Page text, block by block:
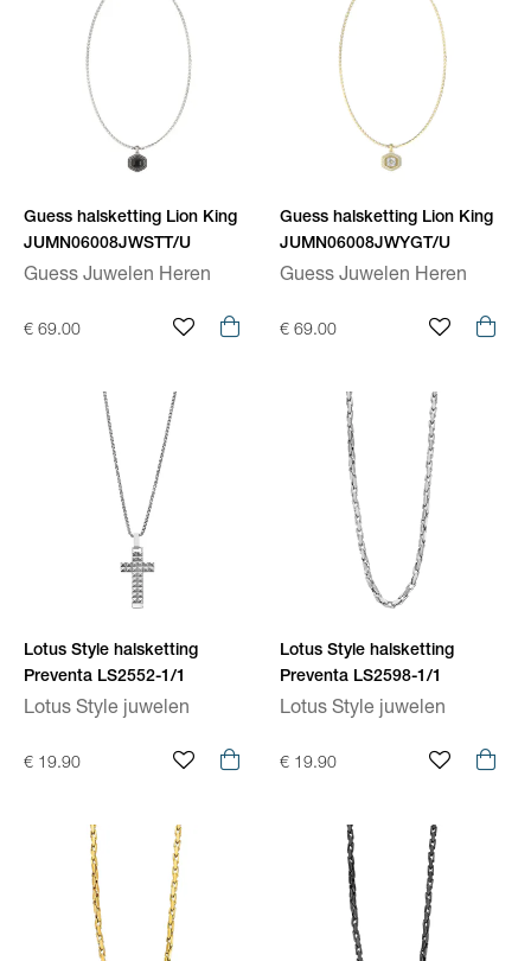
Guess halsketting Lion King
JUMN06008JWSTT/U
Guess Juwelen Heren
€ 69.00
Guess halsketting Lion King
JUMN06008JWYGT/U
Guess Juwelen Heren
€ 69.00
Lotus Style halsketting
Preventa LS2552-1/1
Lotus Style juwelen
€ 19.90
Lotus Style halsketting
Preventa LS2598-1/1
Lotus Style juwelen
€ 19.90